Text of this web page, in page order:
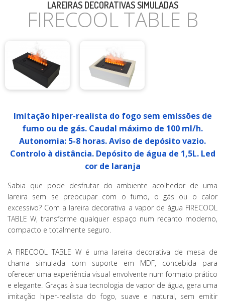
LAREIRAS DECORATIVAS SIMULADAS
FIRECOOL TABLE B
Imitação hiper-realista do fogo sem emissões de
fumo ou de gás. Caudal máximo de 100 ml/h.
Autonomia: 5-8 horas. Aviso de depósito vazio.
Controlo à distância. Depósito de água de 1,5L. Led
cor de laranja
Sabia que pode desfrutar do ambiente acolhedor de uma
lareira sem se preocupar com o fumo, o gás ou o calor
excessivo? Com a lareira decorativa a vapor de água FIRECOOL
TABLE W, transforme qualquer espaço num recanto moderno,
compacto e totalmente seguro.
A FIRECOOL TABLE W é uma lareira decorativa de mesa de
chama simulada com suporte em MDF, concebida para
oferecer uma experiência visual envolvente num formato prático
e elegante. Graças à sua tecnologia de vapor de água, gera uma
imitação hiper-realista do fogo, suave e natural, sem emitir